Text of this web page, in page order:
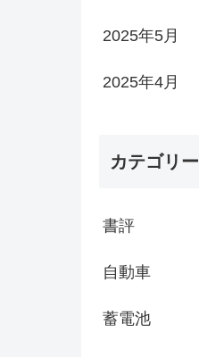
2025年5月
2025年4月
カテゴリー
書評
自動車
蓄電池